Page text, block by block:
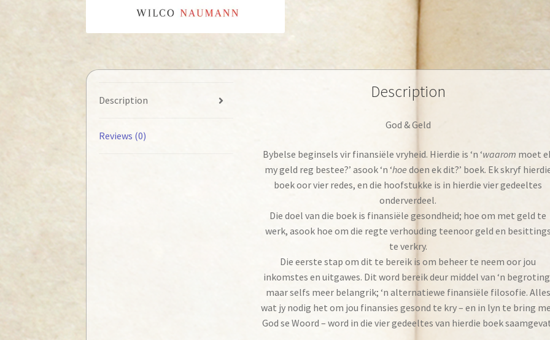
Description
Reviews (0)
Description
God & Geld
Bybelse beginsels vir finansiële vryheid. Hierdie is ‘n ‘waarom moet
my geld reg bestee?’ asook ‘n ‘hoe doen ek dit?’ boek. Ek skryf
boek oor vier redes, en die hoofstukke is in hierdie vier gedeeltes
onderverdeel.
Die doel van die boek is finansiële gesondheid; hoe om met geld te
werk, asook hoe om die regte verhouding teenoor geld en
te verkry.
Die eerste stap om dit te bereik is om beheer te neem oor jou
inkomstes en uitgawes. Dit word bereik deur middel van ‘n
maar selfs meer belangrik; ‘n alternatiewe finansiële filosofie. Alles
wat jy nodig het om jou finansies gesond te kry – en in lyn te bring
God se Woord – word in die vier gedeeltes van hierdie boek